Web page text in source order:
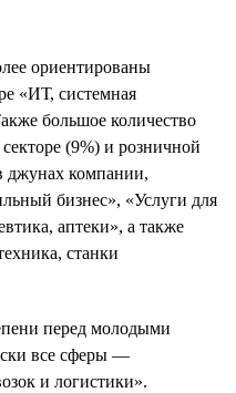
ориентированы
«ИТ, системная
большое количество
(9%) и розничной
джунах компании,
бизнес», «Услуги для
аптеки», а также
станки
перед молодыми
все сферы —
и логистики».